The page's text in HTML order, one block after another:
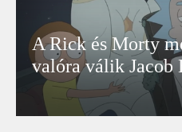
A Rick és Morty
valóra válik Jacob